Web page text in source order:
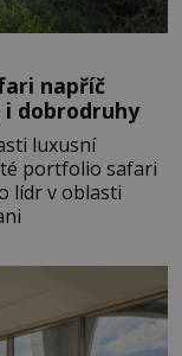
napříč
dobrodruhy
luxusní
portfolio safari
lídr v oblasti